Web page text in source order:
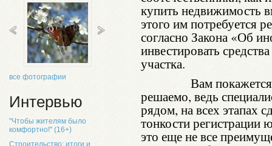
все фотографии
Интервью
"Чтобы жителям было
комфортно!" (16+)
Строительство: итоги и
купить недвижимость
этого им потребуется
согласно Закона «Об
инвестировать
участка.
Вам покажется
решаемо, ведь
рядом, на всех этапах
тонкости регистрации
это еще не все